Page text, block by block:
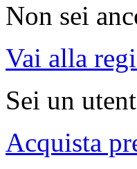
Non sei
Vai alla
Sei un
Acquista